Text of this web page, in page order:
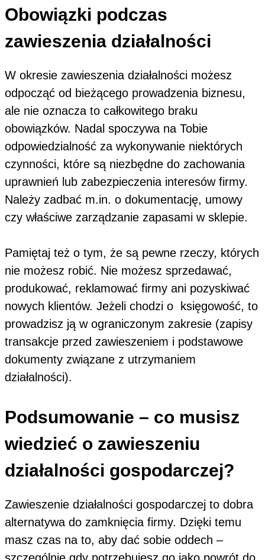
Obowiązki podczas
zawieszenia działalności
W okresie zawieszenia działalności możesz
odpocząć od bieżącego prowadzenia biznesu,
ale nie oznacza to całkowitego braku
obowiązków. Nadal spoczywa na Tobie
odpowiedzialność za wykonywanie niektórych
czynności, które są niezbędne do zachowania
uprawnień lub zabezpieczenia interesów firmy.
Należy zadbać m.in. o dokumentację, umowy
czy właściwe zarządzanie zapasami w sklepie.
Pamiętaj też o tym, że są pewne rzeczy, których
nie możesz robić. Nie możesz sprzedawać,
produkować, reklamować firmy ani pozyskiwać
nowych klientów. Jeżeli chodzi o księgowość, to
prowadzisz ją w ograniczonym zakresie (zapisy
transakcje przed zawieszeniem i podstawowe
dokumenty związane z utrzymaniem
działalności).
Podsumowanie – co musisz
wiedzieć o zawieszeniu
działalności gospodarczej?
Zawieszenie działalności gospodarczej to dobra
alternatywa do zamknięcia firmy. Dzięki temu
masz czas na to, aby dać sobie oddech –